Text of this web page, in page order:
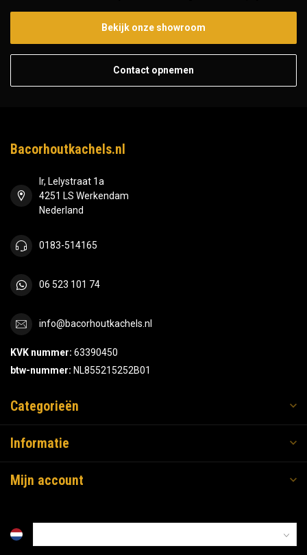
Bekijk onze showroom
Contact opnemen
Bacorhoutkachels.nl
Ir, Lelystraat 1a
4251 LS Werkendam
Nederland
0183-514165
06 523 101 74
info@bacorhoutkachels.nl
KVK nummer: 63390450
btw-nummer: NL855215252B01
Categorieën
Informatie
Mijn account